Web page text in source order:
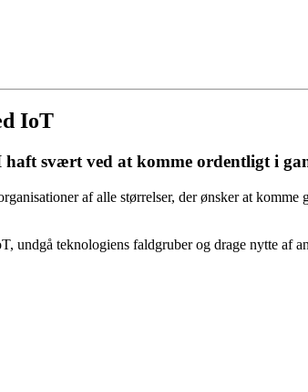
IoT
svært ved at komme ordentligt i
af alle størrelser, der ønsker at
undgå teknologiens faldgruber og drage nytte af